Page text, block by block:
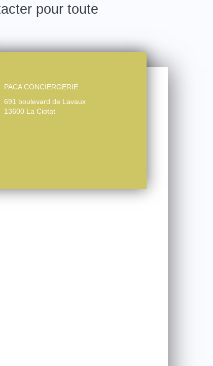
pour toute
PACA CONCIERGERIE
691 boulevard de Lavaux
13600 La Ciotat